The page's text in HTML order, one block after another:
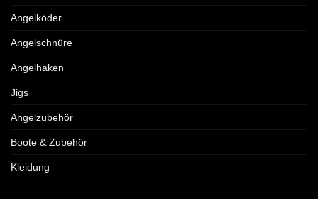
Angelköder
Angelschnüre
Angelhaken
Jigs
Angelzubehör
Boote & Zubehör
Kleidung